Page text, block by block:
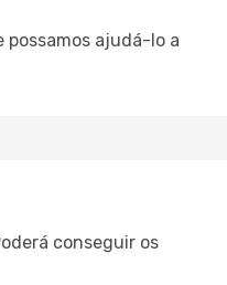
possamos ajudá-lo a
conseguir os